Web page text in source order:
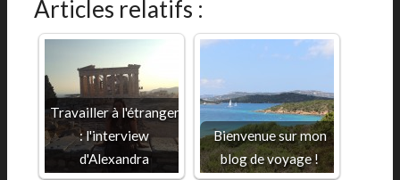
Articles relatifs :
Travailler à l'étranger
: l'interview
d'Alexandra
Bienvenue sur mon
blog de voyage !